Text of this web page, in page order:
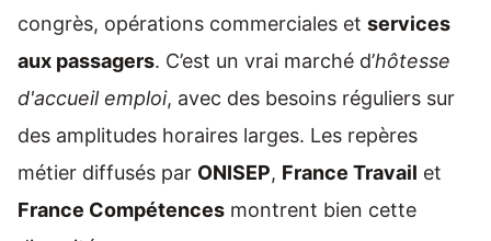
congrès, opérations commerciales et services
aux passagers. C’est un vrai marché d’hôtesse
d'accueil emploi, avec des besoins réguliers sur
des amplitudes horaires larges. Les repères
métier diffusés par ONISEP, France Travail et
France Compétences montrent bien cette